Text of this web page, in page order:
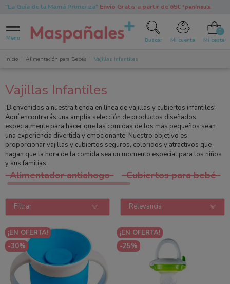
"La Guía de la Mamá Primeriza"Envío Gratis a partir de 65€ *península
Menu Buscar Mi cuenta Mi cesta
Inicio Alimentación para Bebés Vajillas Infantiles
Vajillas Infantiles
¡Bienvenidos a nuestra tienda en línea de vajillas y cubiertos infantiles!
Aquí encontrarás una amplia selección de productos diseñados
especialmente para hacer que las comidas de los más pequeños sean
una experiencia divertida y emocionante. Nuestro objetivo es
proporcionar vajillas y cubiertos seguros, coloridos y atractivos que
hagan que la hora de la comida sea un momento especial para los niños
y sus familias.
Alimentador antiahogo Cubiertos para bebé
Filtrar Relevancia
¡EN OFERTA!
-30%
¡EN OFERTA!
-25%